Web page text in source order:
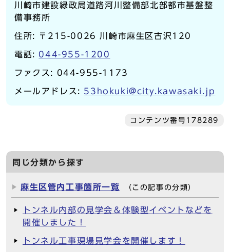
川崎市建設緑政局道路河川整備部北部都市基盤整
備事務所
住所: 〒215-0026 川崎市麻生区古沢120
電話: 044-955-1200
ファクス: 044-955-1173
メールアドレス: 53hokuki@city.kawasaki.jp
コンテンツ番号178289
同じ分類から探す
麻生区管内工事箇所一覧 （この記事の分類）
トンネル内部の見学会＆体験型イベントなどを
開催しました！
トンネル工事現場見学会を開催します！